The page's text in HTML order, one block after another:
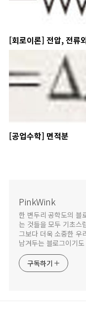
[회로이론] 전압, 전류
[공업수학] 면적분
PinkWink
한 변두리 공학도의 블
는 것들을 모두 기초스
그보다 더욱 소중한 우
남겨두는 블로그이기
구독하기